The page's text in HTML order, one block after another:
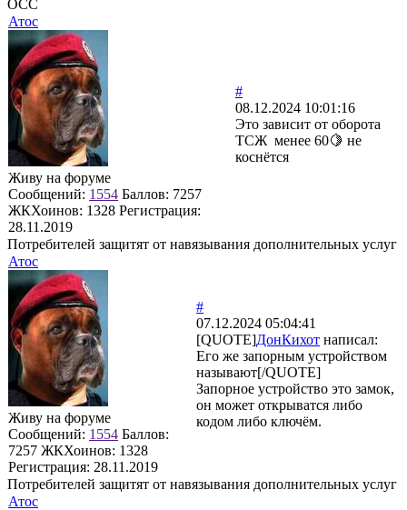
ОСС
Атос
Живу на форуме
Сообщений: 1554 Баллов: 7257
ЖКХоинов: 1328 Регистрация:
28.11.2019
#
08.12.2024 10:01:16
Это зависит от оборота
ТСЖ менее 60🍋 не
коснётся
Потребителей защитят от навязывания дополнительных услуг
Атос
Живу на форуме
Сообщений: 1554 Баллов:
7257 ЖКХоинов: 1328
Регистрация: 28.11.2019
#
07.12.2024 05:04:41
[QUOTE]ДонКихот написал:
Его же запорным устройством
называют[/QUOTE]
Запорное устройство это замок,
он может открыватся либо
кодом либо ключём.
Потребителей защитят от навязывания дополнительных услуг
Атос